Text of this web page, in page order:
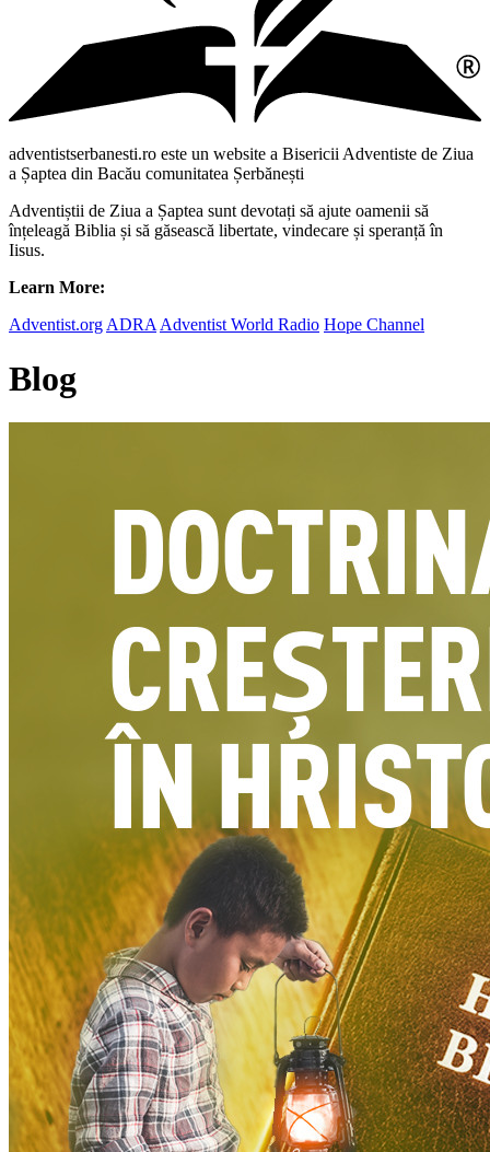
adventistserbanesti.ro este un website a Bisericii Adventiste de Ziua
a Șaptea din Bacău comunitatea Șerbănești
Adventiștii de Ziua a Șaptea sunt devotați să ajute oamenii să
înțeleagă Biblia și să găsească libertate, vindecare și speranță în
Iisus.
Learn More:
Adventist.org ADRA Adventist World Radio Hope Channel
Blog